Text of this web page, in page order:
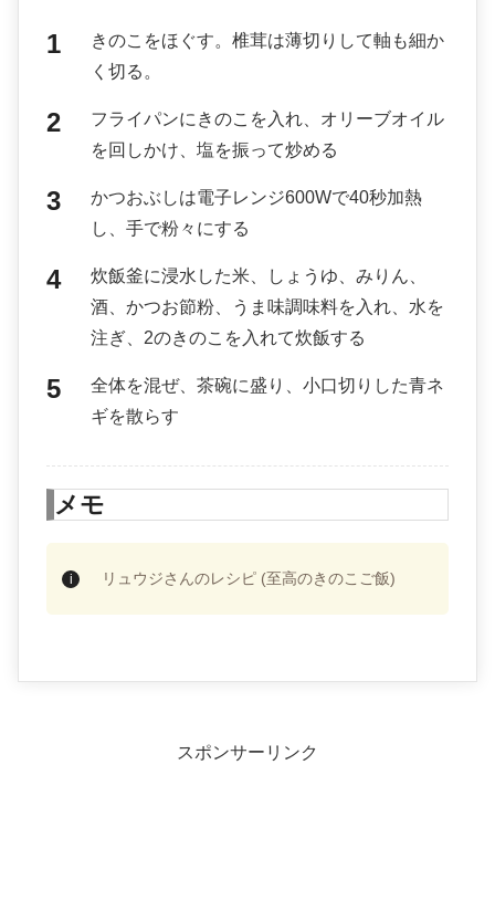
きのこをほぐす。椎茸は薄切りして軸も細か
く切る。
フライパンにきのこを入れ、オリーブオイル
を回しかけ、塩を振って炒める
かつおぶしは電子レンジ600Wで40秒加熱
し、手で粉々にする
炊飯釜に浸水した米、しょうゆ、みりん、
酒、かつお節粉、うま味調味料を入れ、水を
注ぎ、2のきのこを入れて炊飯する
全体を混ぜ、茶碗に盛り、小口切りした青ネ
ギを散らす
メモ
リュウジさんのレシピ (至高のきのこご飯)
スポンサーリンク